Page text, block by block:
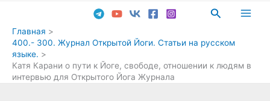
Поиск
Главная
400.- 300. Журнал Открытой Йоги. Статьи на русском
языке.
Катя Карани о пути к Йоге, свободе, отношении к людям в
интервью для Открытого Йога Журнала